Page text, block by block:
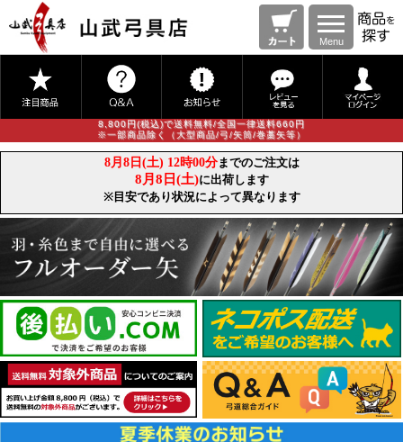
Menu
8,800円(税込)で送料無料/全国一律送料660円
※一部商品除く（大型商品/弓/矢筒/巻藁矢等）